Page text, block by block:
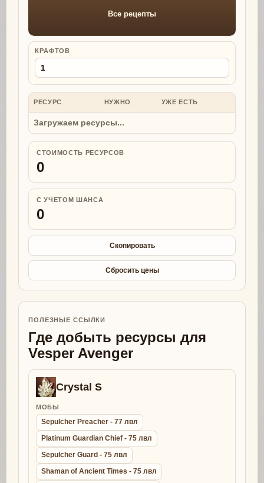
Все рецепты
КРАФТОВ
РЕСУРС НУЖНО УЖЕ ЕСТЬ
Загружаем ресурсы...
СТОИМОСТЬ РЕСУРСОВ
0
С УЧЕТОМ ШАНСА
0
Скопировать
Сбросить цены
ПОЛЕЗНЫЕ ССЫЛКИ
Где добыть ресурсы для
Vesper Avenger
Crystal S
МОБЫ
Sepulcher Preacher - 77 лвл
Platinum Guardian Chief - 75 лвл
Sepulcher Guard - 75 лвл
Shaman of Ancient Times - 75 лвл